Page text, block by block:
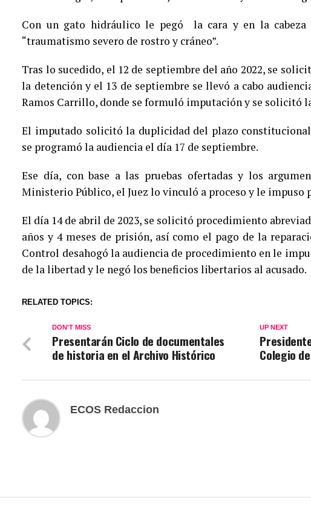
Con un gato hidráulico le pegó la cara y en la cabeza
“traumatismo severo de rostro y cráneo”.
Tras lo sucedido, el 12 de septiembre del año 2022, se
la detención y el 13 de septiembre se llevó a cabo
Ramos Carrillo, donde se formuló imputación y se solicitó
El imputado solicitó la duplicidad del plazo constitucional
se programó la audiencia el día 17 de septiembre.
Ese día, con base a las pruebas ofertadas y los
Ministerio Público, el Juez lo vinculó a proceso y le impuso
El día 14 de abril de 2023, se solicitó procedimiento
años y 4 meses de prisión, así como el pago de la
Control desahogó la audiencia de procedimiento en le
de la libertad y le negó los beneficios libertarios al acusado.
RELATED TOPICS:
UP NEXT
Colegio
DON'T MISS
Presentarán Ciclo de documentales
de historia en el Archivo Histórico
ECOS Redaccion